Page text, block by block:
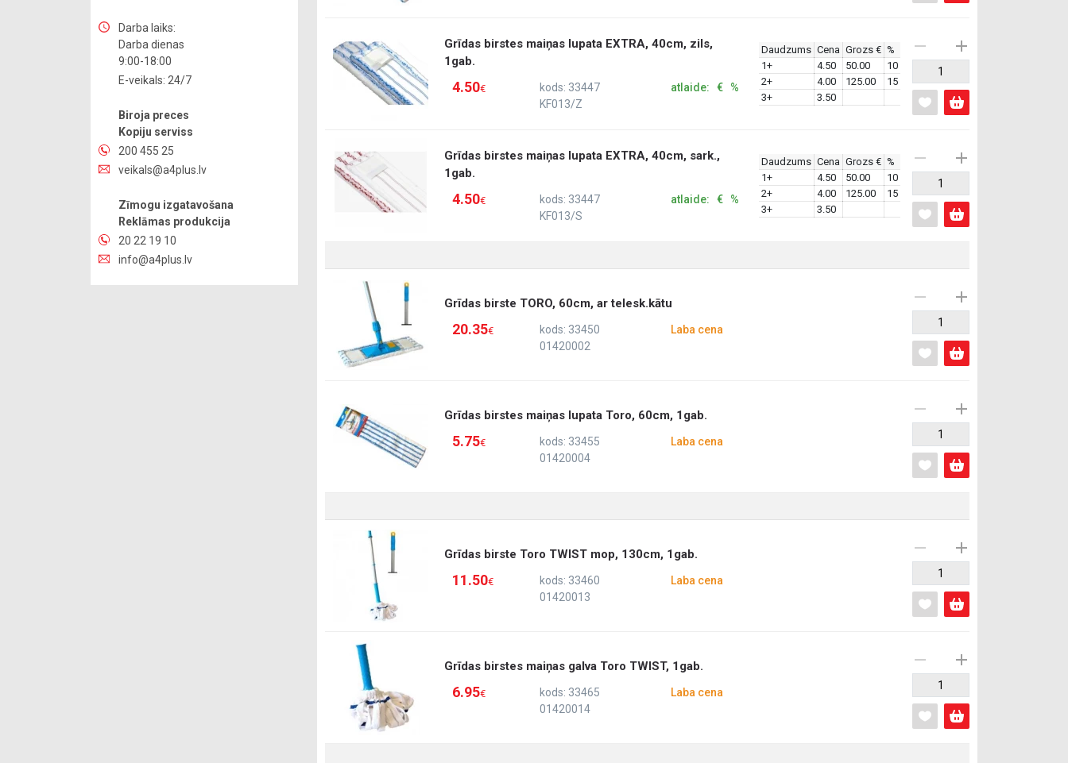
Darba laiks:
Darba dienas
9:00-18:00
E-veikals: 24/7
Biroja preces
Kopiju serviss
200 455 25
veikals@a4plus.lv
Zīmogu izgatavošana
Reklāmas produkcija
20 22 19 10
info@a4plus.lv
Grīdas birstes maiņas lupata EXTRA, 40cm, zils,
1gab.
4.50€
kods: 33447
KF013/Z
atlaide: € %
Daudzums Cena Grozs € %
1+
4.50 50.00
10
2+
4.00 125.00
15
3+
3.50
Grīdas birstes maiņas lupata EXTRA, 40cm, sark.,
1gab.
4.50€
kods: 33447
KF013/S
atlaide: € %
Daudzums Cena Grozs € %
1+
4.50 50.00
10
2+
4.00 125.00
15
3+
3.50
Grīdas birste TORO, 60cm, ar telesk.kātu
20.35€
kods: 33450
01420002
Laba cena
Grīdas birstes maiņas lupata Toro, 60cm, 1gab.
5.75€
kods: 33455
01420004
Laba cena
Grīdas birste Toro TWIST mop, 130cm, 1gab.
11.50€
kods: 33460
01420013
Laba cena
Grīdas birstes maiņas galva Toro TWIST, 1gab.
6.95€
kods: 33465
01420014
Laba cena